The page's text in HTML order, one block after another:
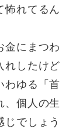
怖れてるん
金にまつわ
れしたけど
わゆる「首
、個人の生
でしょう